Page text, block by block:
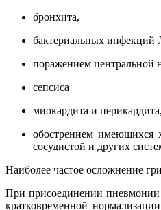
бронхита,
бактериальных инфекций
поражением центральной
сепсиса
миокардита и перикардита,
обострением имеющихся
сосудистой и других
Наиболее частое осложнение
При присоединении пневмонии
кратковременной